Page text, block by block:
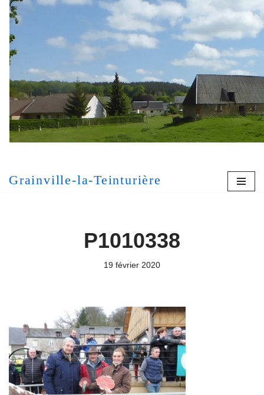
Aller
au
contenu
Grainville-la-Teinturière
P1010338
19 février 2020